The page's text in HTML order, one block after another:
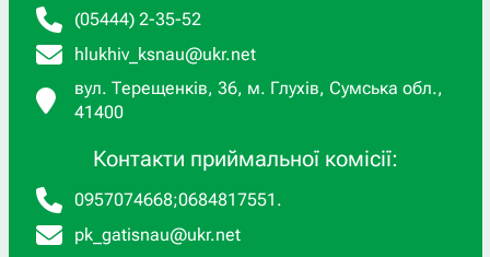
(05444) 2-35-52
hlukhiv_ksnau@ukr.net
вул. Терещенків, 36, м. Глухів, Сумська обл.,
41400
Контакти приймальної комісії:
0957074668;0684817551 .
pk_gatisnau@ukr.net